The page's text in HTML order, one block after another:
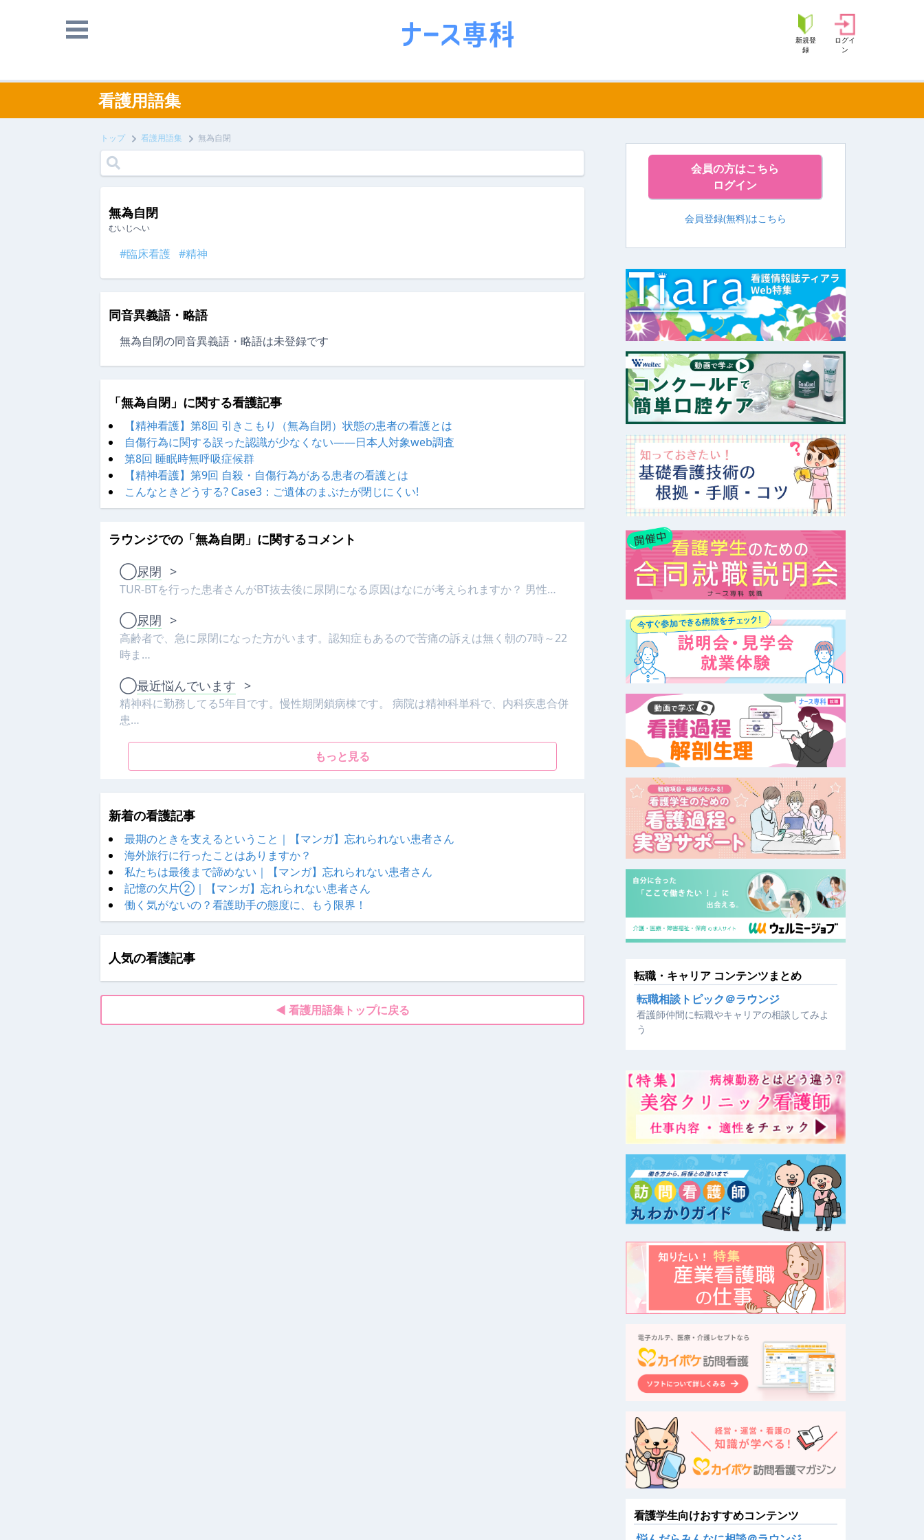
新規登
録
ログイ
ン
看護用語集
トップ 看護用語集 無為自閉
無為自閉
むいじへい
#臨床看護 #精神
同音異義語・略語
無為自閉の同音異義語・略語は未登録です
「無為自閉」に関する看護記事
【精神看護】第8回 引きこもり（無為自閉）状態の患者の看護とは
自傷行為に関する誤った認識が少なくない――日本人対象web調査
第8回 睡眠時無呼吸症候群
【精神看護】第9回 自殺・自傷行為がある患者の看護とは
こんなときどうする? Case3：ご遺体のまぶたが閉じにくい!
ラウンジでの「無為自閉」に関するコメント
◯尿閉 >
TUR-BTを行った患者さんがBT抜去後に尿閉になる原因はなにが考えられますか？ 男性…
◯尿閉 >
高齢者で、急に尿閉になった方がいます。認知症もあるので苦痛の訴えは無く朝の7時～22
時ま…
◯最近悩んでいます >
精神科に勤務してる5年目です。慢性期閉鎖病棟です。 病院は精神科単科で、内科疾患合併
患…
もっと見る
新着の看護記事
最期のときを支えるということ｜【マンガ】忘れられない患者さん
海外旅行に行ったことはありますか？
私たちは最後まで諦めない｜【マンガ】忘れられない患者さん
記憶の欠片②｜【マンガ】忘れられない患者さん
働く気がないの？看護助手の態度に、もう限界！
人気の看護記事
◀ 看護用語集トップに戻る
会員の方はこちら
ログイン
会員登録(無料)はこちら
転職・キャリア コンテンツまとめ
転職相談トピック＠ラウンジ
看護師仲間に転職やキャリアの相談してみよ
う
看護学生向けおすすめコンテンツ